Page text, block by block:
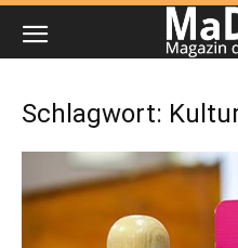
Schlagwort: